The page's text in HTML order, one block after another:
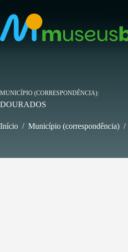
para
conteúdo
MUNICÍPIO (CORRESPONDÊNCIA)
DOURADOS
Início / Município (correspondência) /